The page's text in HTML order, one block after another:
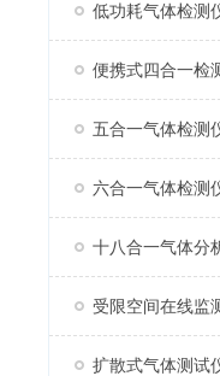
低功耗气体检测
便携式四合一检
五合一气体检测
六合一气体检测
十八合一气体分
受限空间在线监
扩散式气体测试